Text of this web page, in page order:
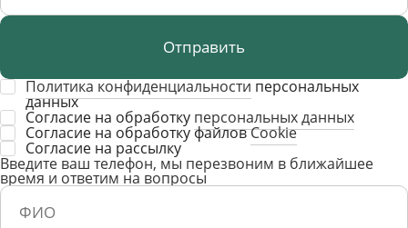
Отправить
Политика конфиденциальностиперсональных
данных
Согласие на обработку персональных данных
Согласие на обработку файловCookie
Cогласие на рассылку
Введите ваш телефон, мы перезвоним в ближайшее
время и ответим на вопросы